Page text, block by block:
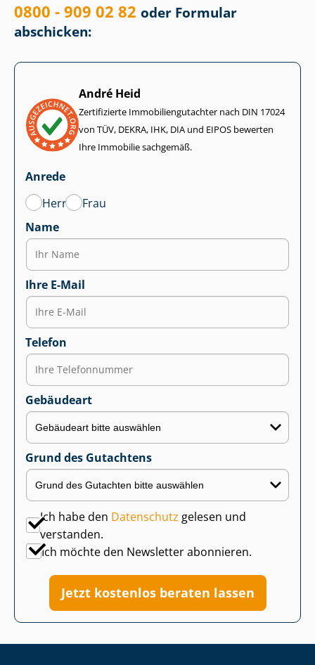
0800 - 909 02 82 oder Formular
abschicken:
André Heid
Zertifizierte Im­mo­bi­li­en­gut­ach­ter nach DIN 17024
von TÜV, DEKRA, IHK, DIA und EIPOS bewerten
Ihre Immobilie sachgemäß.
Anrede
Herr
Frau
Name
Ihre E-Mail
Telefon
Gebäudeart
Grund des Gutachtens
Ich habe den Datenschutz gelesen und
verstanden.
Ich möchte den Newsletter abonnieren.
Jetzt kostenlos beraten lassen